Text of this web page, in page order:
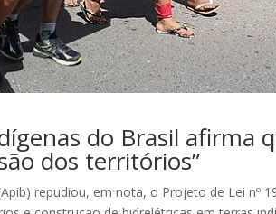
do Brasil afirma
dos territórios”
repudiou, em nota, o Projeto de Lei nº